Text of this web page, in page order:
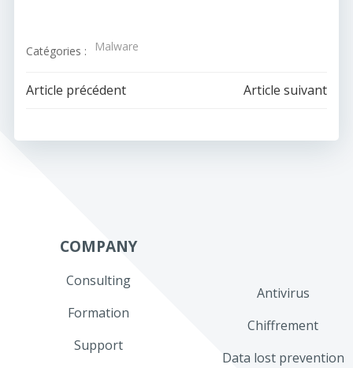
Catégories : Malware
Navigation
de
Article précédent
Navigation
de
Article suivant
COMPANY
Consulting
Formation
Support
Antivirus
Chiffrement
Data lost prevention